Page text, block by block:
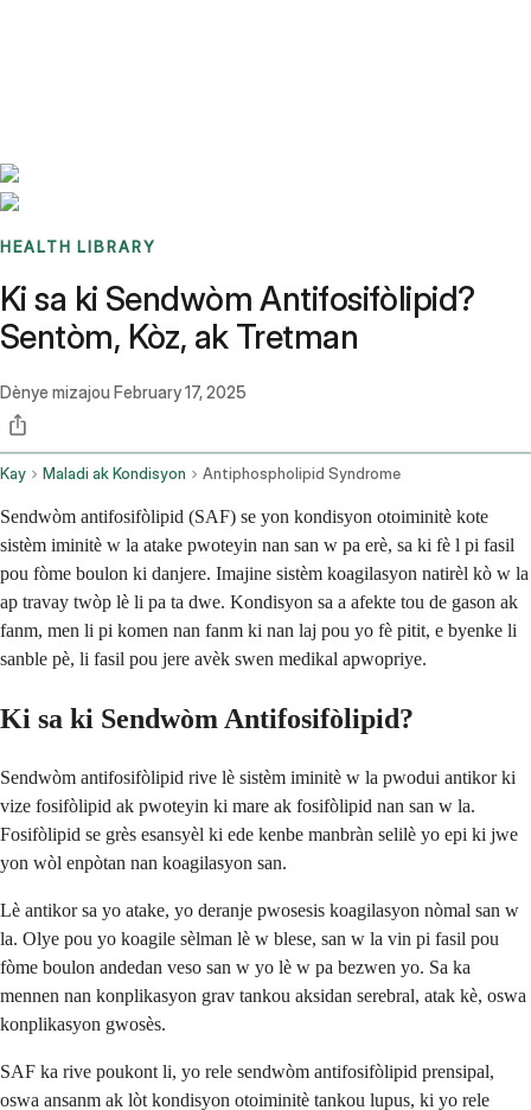
HEALTH LIBRARY
Ki sa ki Sendwòm Antifosifòlipid?
Sentòm, Kòz, ak Tretman
Dènye mizajou February 17, 2025
Kay Maladi ak Kondisyon Antiphospholipid Syndrome
Sendwòm antifosifòlipid (SAF) se yon kondisyon otoiminitè kote
sistèm iminitè w la atake pwoteyin nan san w pa erè, sa ki fè l pi fasil
pou fòme boulon ki danjere. Imajine sistèm koagilasyon natirèl kò w la
ap travay twòp lè li pa ta dwe. Kondisyon sa a afekte tou de gason ak
fanm, men li pi komen nan fanm ki nan laj pou yo fè pitit, e byenke li
sanble pè, li fasil pou jere avèk swen medikal apwopriye.
Ki sa ki Sendwòm Antifosifòlipid?
Sendwòm antifosifòlipid rive lè sistèm iminitè w la pwodui antikor ki
vize fosifòlipid ak pwoteyin ki mare ak fosifòlipid nan san w la.
Fosifòlipid se grès esansyèl ki ede kenbe manbràn selilè yo epi ki jwe
yon wòl enpòtan nan koagilasyon san.
Lè antikor sa yo atake, yo deranje pwosesis koagilasyon nòmal san w
la. Olye pou yo koagile sèlman lè w blese, san w la vin pi fasil pou
fòme boulon andedan veso san w yo lè w pa bezwen yo. Sa ka
mennen nan konplikasyon grav tankou aksidan serebral, atak kè, oswa
konplikasyon gwosès.
SAF ka rive poukont li, yo rele sendwòm antifosifòlipid prensipal,
oswa ansanm ak lòt kondisyon otoiminitè tankou lupus, ki yo rele